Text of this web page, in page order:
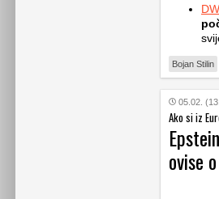
DW
Bojan Stilin
05.02.
Ako si iz
ovise